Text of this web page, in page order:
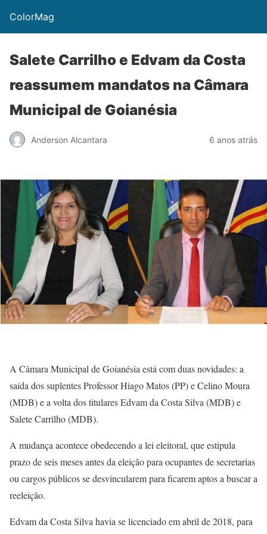
ColorMag
Salete Carrilho e Edvam da Costa
reassumem mandatos na Câmara
Municipal de Goianésia
Anderson Alcantara 6 anos atrás
A Câmara Municipal de Goianésia está com duas novidades: a
saída dos suplentes Professor Hiago Matos (PP) e Celino Moura
(MDB) e a volta dos titulares Edvam da Costa Silva (MDB) e
Salete Carrilho (MDB).
A mudança acontece obedecendo a lei eleitoral, que estipula
prazo de seis meses antes da eleição para ocupantes de secretarias
ou cargos públicos se desvincularem para ficarem aptos a buscar a
reeleição.
Edvam da Costa Silva havia se licenciado em abril de 2018, para